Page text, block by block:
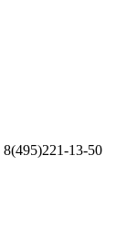
8(495)221-13-50